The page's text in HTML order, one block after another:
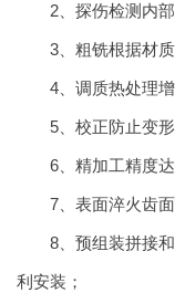
2、探伤检测内部
3、粗铣根据材质
4、调质热处理增
5、校正防止变形
6、精加工精度达
7、表面淬火齿面
8、预组装拼接和
利安装；